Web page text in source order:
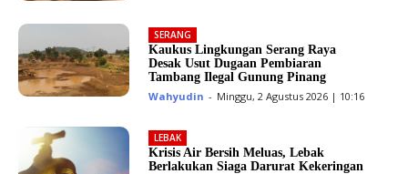
SERANG
Kaukus Lingkungan Serang Raya
Desak Usut Dugaan Pembiaran
Tambang Ilegal Gunung Pinang
Wahyudin - Minggu, 2 Agustus 2026 | 10:16
LEBAK
Krisis Air Bersih Meluas, Lebak
Berlakukan Siaga Darurat Kekeringan